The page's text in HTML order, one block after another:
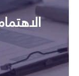
الاهتمام